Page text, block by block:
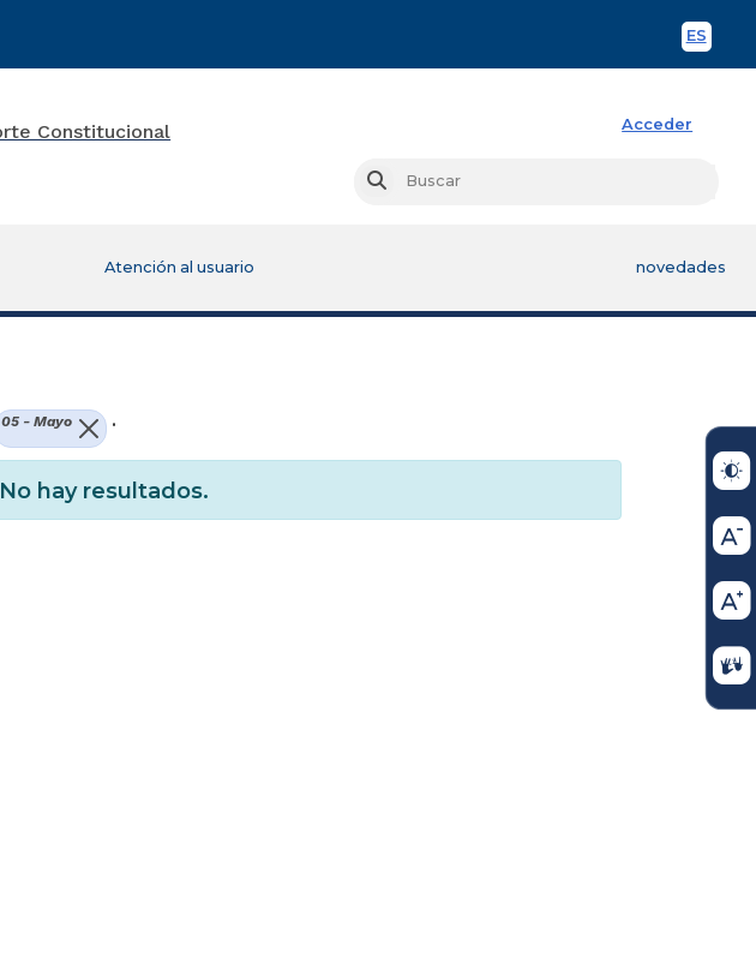
ES
Acceder
Buscar
Atención al usuario novedades
05 - Mayo .
No hay resultados.